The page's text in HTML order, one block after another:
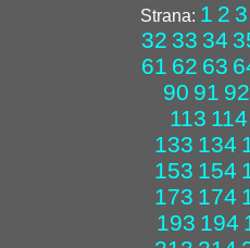
Strana: 1 2 3
32 33 34
61 62 63
90 91 92
113 114
133 134
153 154
173 174
193 194